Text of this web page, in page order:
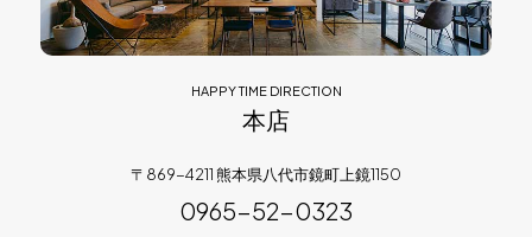
HAPPY TIME DIRECTION
本店
〒869-4211 熊本県八代市鏡町上鏡1150
0965-52-0323